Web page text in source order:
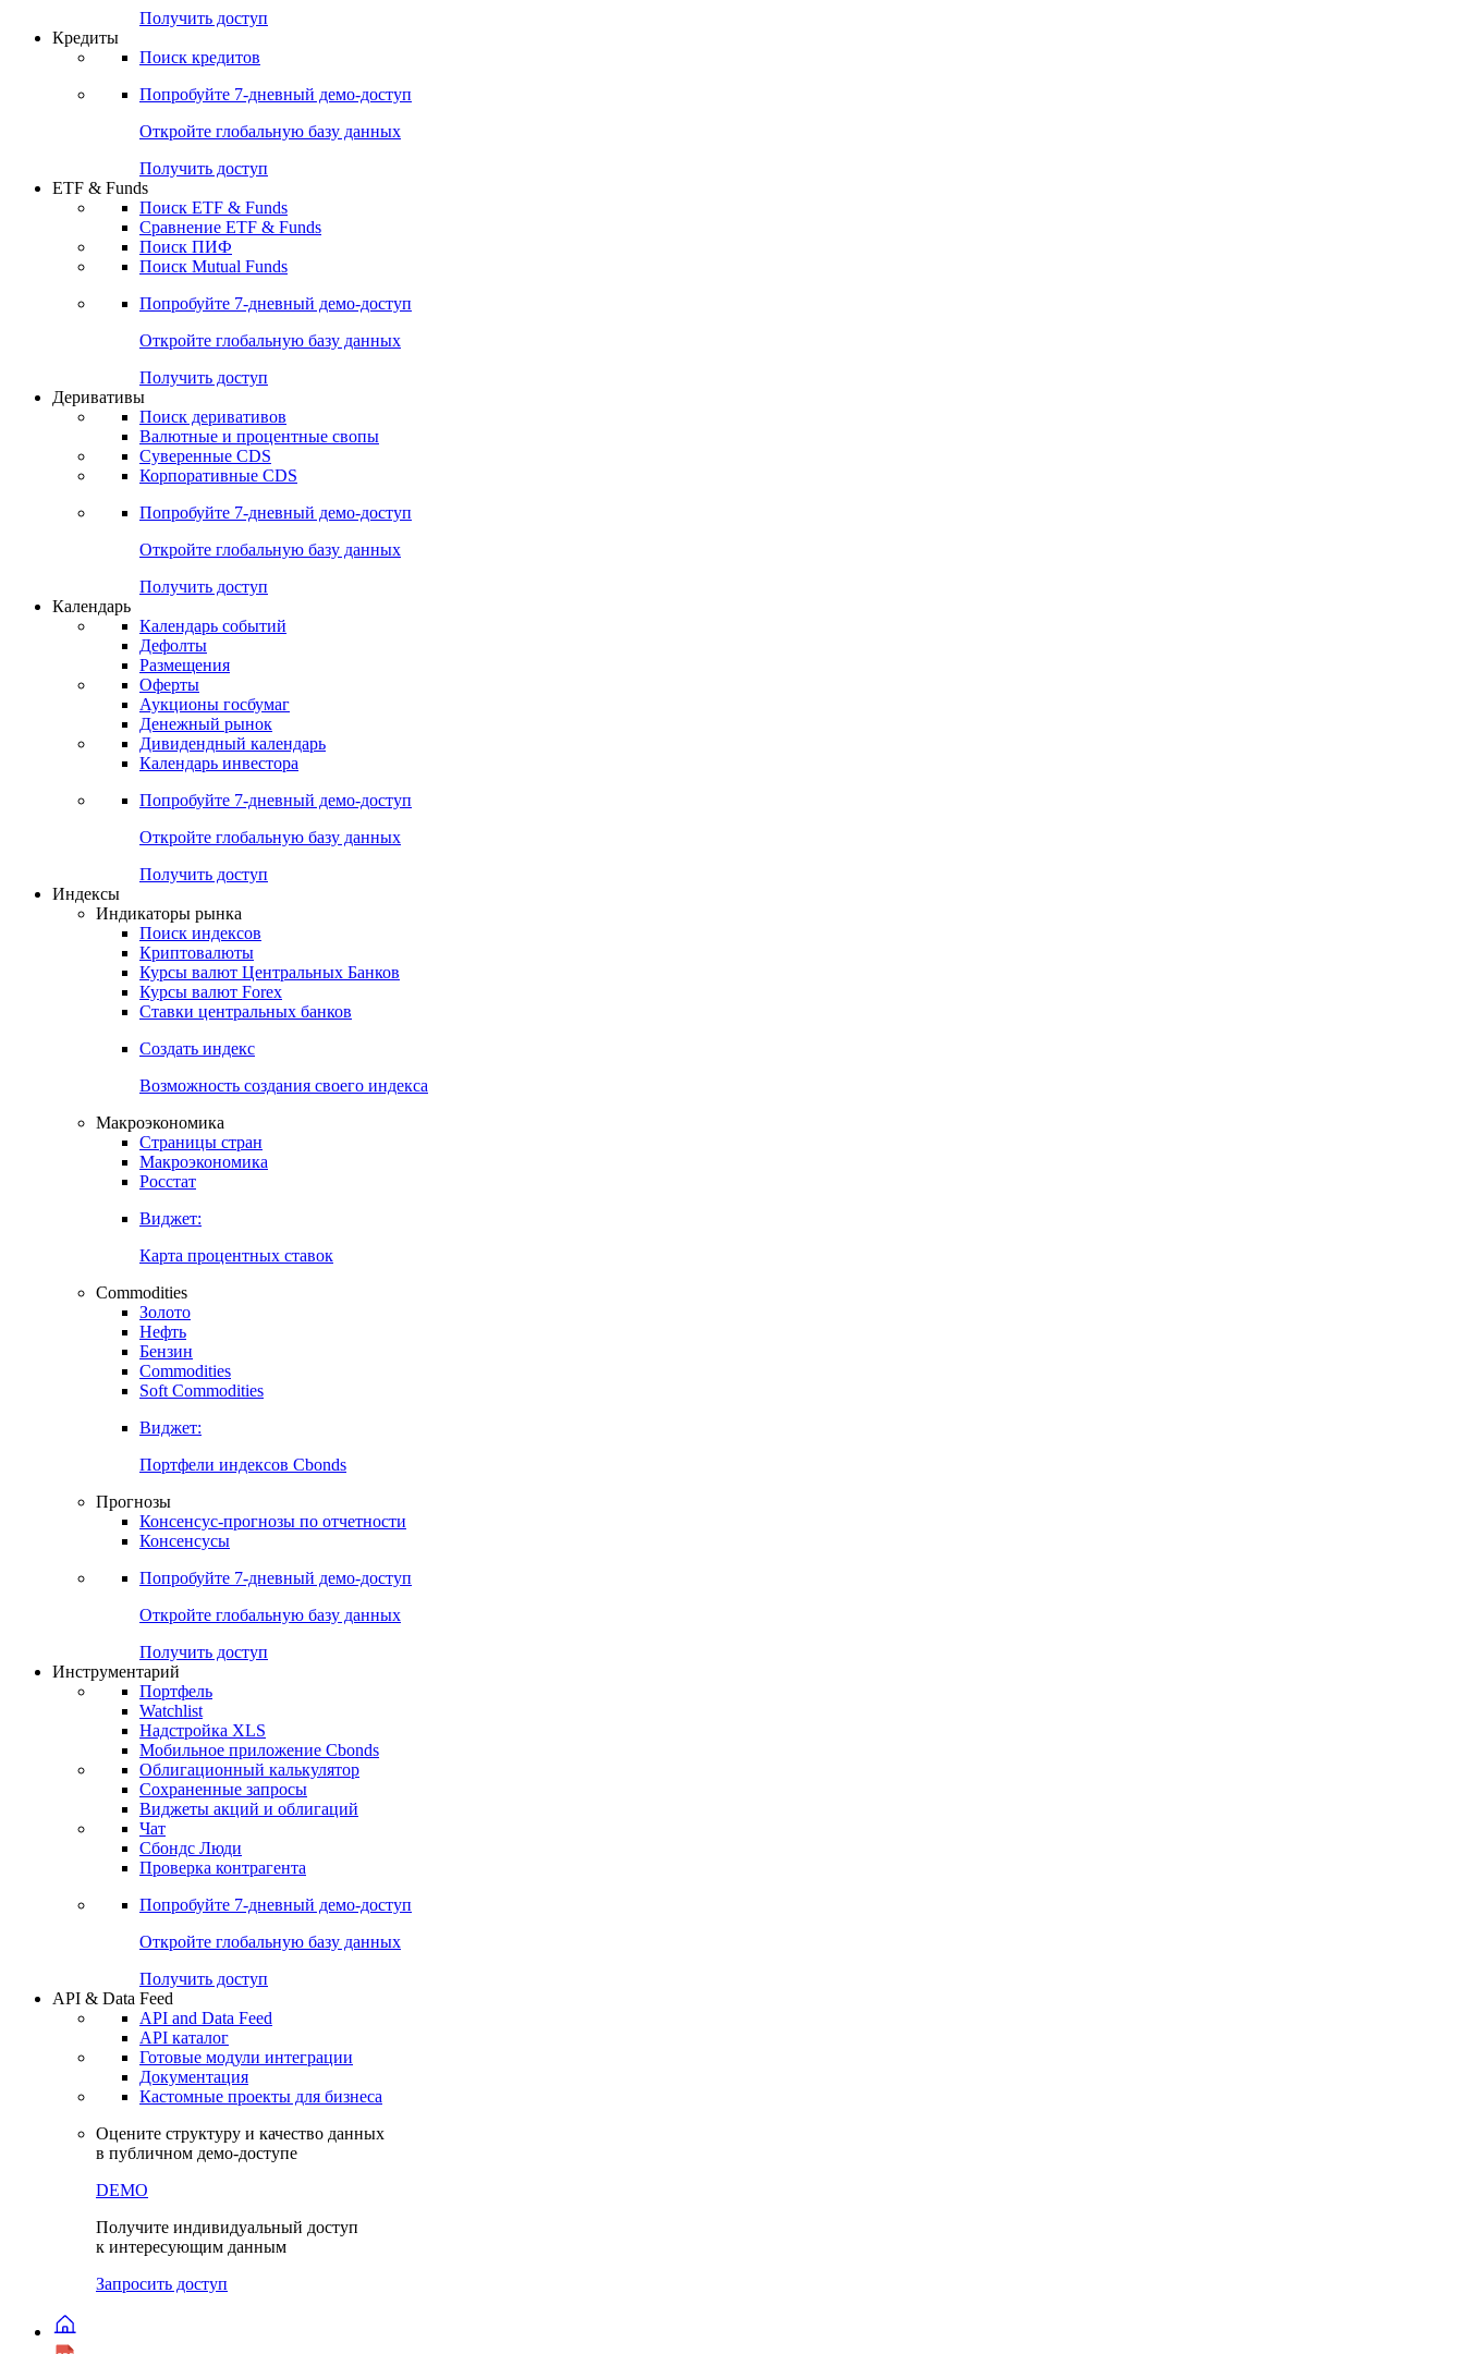
Попробуйте7-дневный
Откройте глобальную базу данных
Получить доступ
Кредиты
Поиск кредитов
Попробуйте7-дневный
Откройте глобальную базу данных
Получить доступ
ETF & Funds
Поиск ETF & Funds
Сравнение ETF & Funds
Поиск ПИФ
Поиск Mutual Funds
Попробуйте7-дневный
Откройте глобальную базу данных
Получить доступ
Деривативы
Поиск деривативов
Валютные и процентные свопы
Суверенные CDS
Корпоративные CDS
Попробуйте7-дневный
Откройте глобальную базу данных
Получить доступ
Календарь
Календарь событий
Дефолты
Размещения
Оферты
Аукционы госбумаг
Денежный рынок
Дивидендный календарь
Календарь инвестора
Попробуйте7-дневный
Получить доступ
Индикаторы рынка
Поиск индексов
Криптовалюты
Курсы валют Центральных Банков
Курсы валют Forex
Ставки центральных банков
Создать индекс
Возможность создания своего индекса
Макроэкономика
Страницы стран
Макроэкономика
Росстат
Виджет:
Карта процентных ставок
Commodities
Золото
Нефть
Бензин
Commodities
Soft Commodities
Виджет:
Портфели индексов Cbonds
Прогнозы
Консенсус-прогнозы по отчетности
Консенсусы
Попробуйте7-дневный
Откройте глобальную базу данных
Получить доступ
Инструментарий
Портфель
Watchlist
Надстройка XLS
Мобильное приложение Cbonds
Облигационный калькулятор
Сохраненные запросы
Виджеты акций и облигаций
Чат
Сбондс Люди
Проверка контрагента
Попробуйте7-дневный
Откройте глобальную базу данных
Получить доступ
API & Data Feed
API and Data Feed
API каталог
Документация
Кастомные проекты для бизнеса
Оцените структуру и качество данных
в публичном демо-доступе
DEMO
Получите индивидуальный доступ